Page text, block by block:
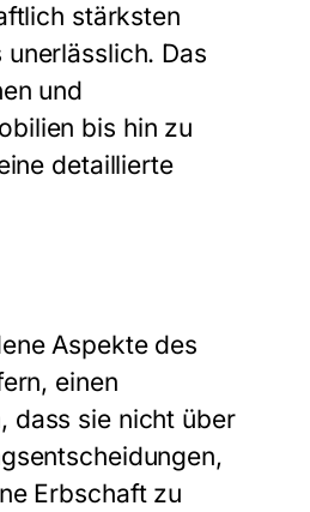
stärksten
Das
und
bis hin zu
detaillierte
Aspekte des
einen
dass sie nicht über
Erbschaft zu